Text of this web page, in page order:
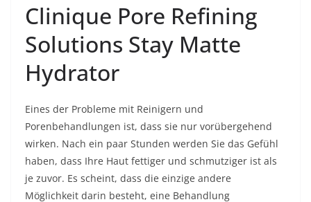
Clinique Pore Refining
Solutions Stay Matte
Hydrator
Eines der Probleme mit Reinigern und
Porenbehandlungen ist, dass sie nur vorübergehend
wirken. Nach ein paar Stunden werden Sie das Gefühl
haben, dass Ihre Haut fettiger und schmutziger ist als
je zuvor. Es scheint, dass die einzige andere
Möglichkeit darin besteht, eine Behandlung